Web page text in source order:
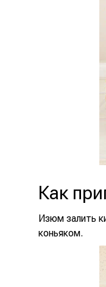
Как
Изюм залить
коньяком.